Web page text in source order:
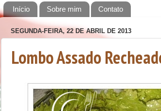
Início Sobre mim Contato
SEGUNDA-FEIRA, 22 DE ABRIL DE 2013
Lombo Assado